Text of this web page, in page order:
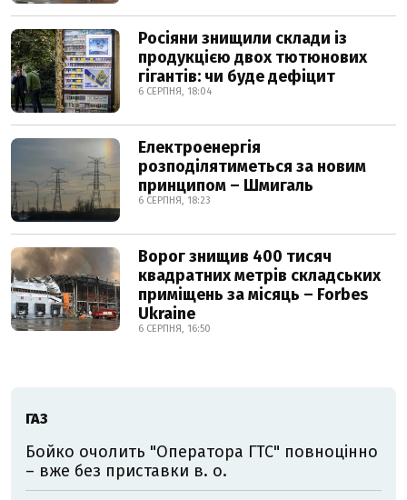
Росіяни знищили склади із
продукцією двох тютюнових
гігантів: чи буде дефіцит
6 СЕРПНЯ, 18:04
Електроенергія
розподілятиметься за новим
принципом – Шмигаль
6 СЕРПНЯ, 18:23
Ворог знищив 400 тисяч
квадратних метрів складських
приміщень за місяць – Forbes
Ukraine
6 СЕРПНЯ, 16:50
ГАЗ
Бойко очолить "Оператора ГТС" повноцінно
– вже без приставки в. о.